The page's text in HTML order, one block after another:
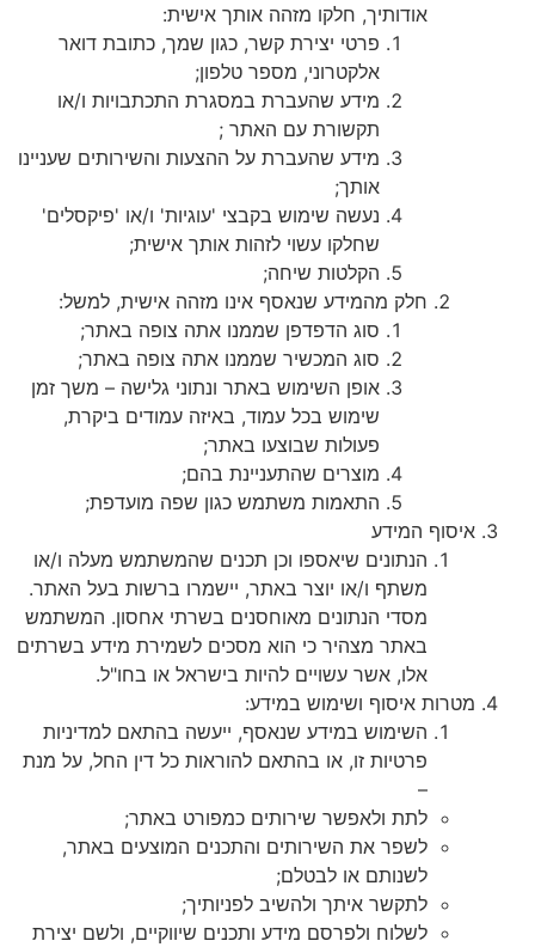
אודותיך, חלקו מזהה אותך אישית:
פרטי יצירת קשר, כגון שמך, כתובת דואר
אלקטרוני, מספר טלפון;
מידע שהעברת במסגרת התכתבויות ו/או
תקשורת עם האתר ;
מידע שהעברת על ההצעות והשירותים שעניינו
אותך;
נעשה שימוש בקבצי 'עוגיות' ו/או 'פיקסלים'
שחלקו עשוי לזהות אותך אישית;
הקלטות שיחה;
חלק מהמידע שנאסף אינו מזהה אישית, למשל:
סוג הדפדפן שממנו אתה צופה באתר;
סוג המכשיר שממנו אתה צופה באתר;
אופן השימוש באתר ונתוני גלישה – משך זמן
שימוש בכל עמוד, באיזה עמודים ביקרת,
פעולות שבוצעו באתר;
מוצרים שהתעניינת בהם;
התאמות משתמש כגון שפה מועדפת;
איסוף המידע
הנתונים שיאספו וכן תכנים שהמשתמש מעלה ו/או
משתף ו/או יוצר באתר, יישמרו ברשות בעל האתר.
מסדי הנתונים מאוחסנים בשרתי אחסון. המשתמש
באתר מצהיר כי הוא מסכים לשמירת מידע בשרתים
אלו, אשר עשויים להיות בישראל או בחו"ל.
מטרות איסוף ושימוש במידע:
השימוש במידע שנאסף, ייעשה בהתאם למדיניות
פרטיות זו, או בהתאם להוראות כל דין החל, על מנת
–
לתת ולאפשר שירותים כמפורט באתר;
לשפר את השירותים והתכנים המוצעים באתר,
לשנותם או לבטלם;
לתקשר איתך ולהשיב לפניותיך;
לשלוח ולפרסם מידע ותכנים שיווקיים, ולשם יצירת